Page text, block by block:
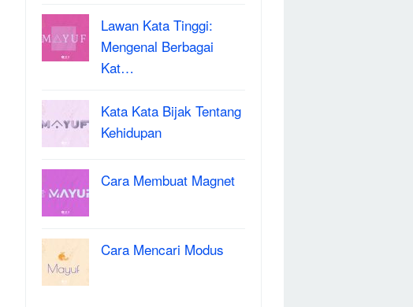
Lawan Kata Tinggi:
Mengenal Berbagai
Kat…
Kata Kata Bijak Tentang
Kehidupan
Cara Membuat Magnet
Cara Mencari Modus